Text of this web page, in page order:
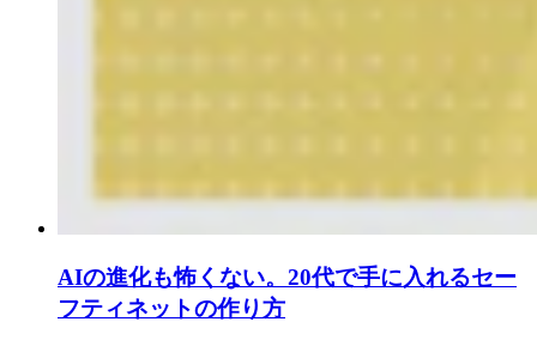
AIの進化も怖くない。20代で手に入れるセー
フティネットの作り方